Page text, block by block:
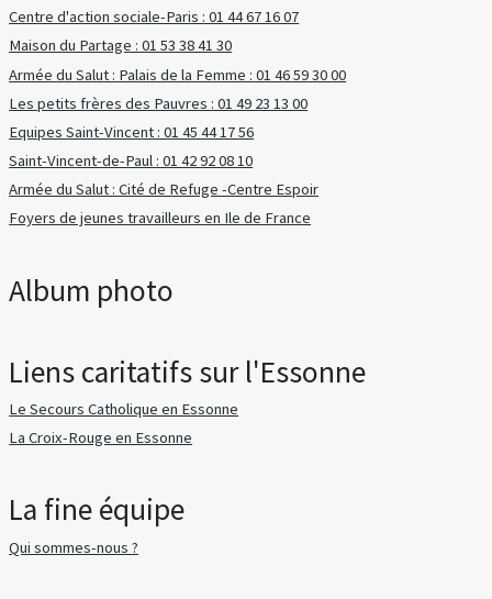
Centre d'action sociale-Paris : 01 44 67 16 07
Maison du Partage : 01 53 38 41 30
Armée du Salut : Palais de la Femme : 01 46 59 30 00
Les petits frères des Pauvres : 01 49 23 13 00
Equipes Saint-Vincent : 01 45 44 17 56
Saint-Vincent-de-Paul : 01 42 92 08 10
Armée du Salut : Cité de Refuge -Centre Espoir
Foyers de jeunes travailleurs en Ile de France
Album photo
Liens caritatifs sur l'Essonne
Le Secours Catholique en Essonne
La Croix-Rouge en Essonne
La fine équipe
Qui sommes-nous ?